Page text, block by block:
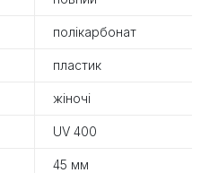
полікарбонат
пластик
жіночі
UV 400
45 мм